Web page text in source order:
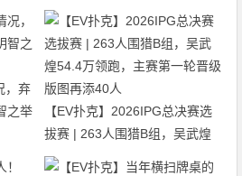
，弃
之举
【EV扑克】2026IPG总决赛选
拔赛 | 263人围猎B组，吴武煌
54.4万领跑，主赛第一轮晋级版